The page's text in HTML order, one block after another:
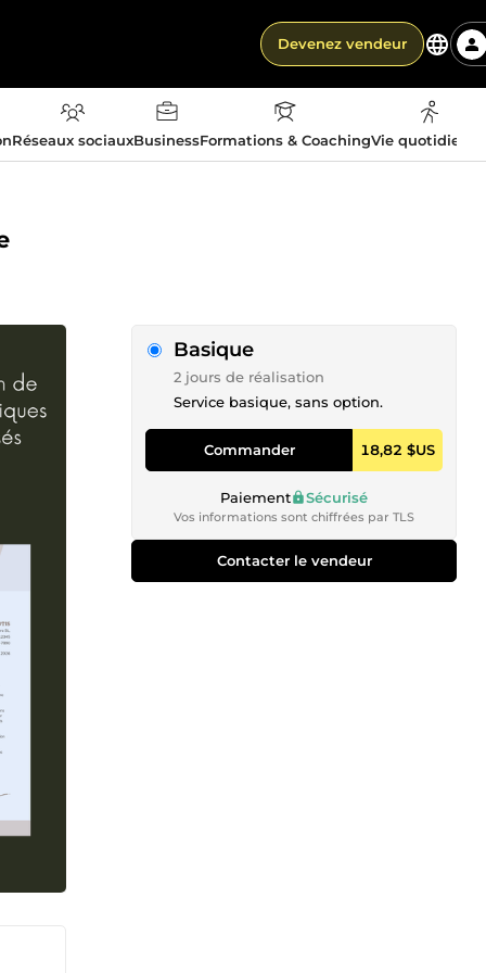
Devenez vendeur
Réseaux sociauxBusinessFormations & CoachingVie
Basique
2 jours de réalisation
Service basique, sans option.
Commander 18,82 $US
Paiement Sécurisé
Vos informations sont chiffrées par TLS
Contacter le vendeur